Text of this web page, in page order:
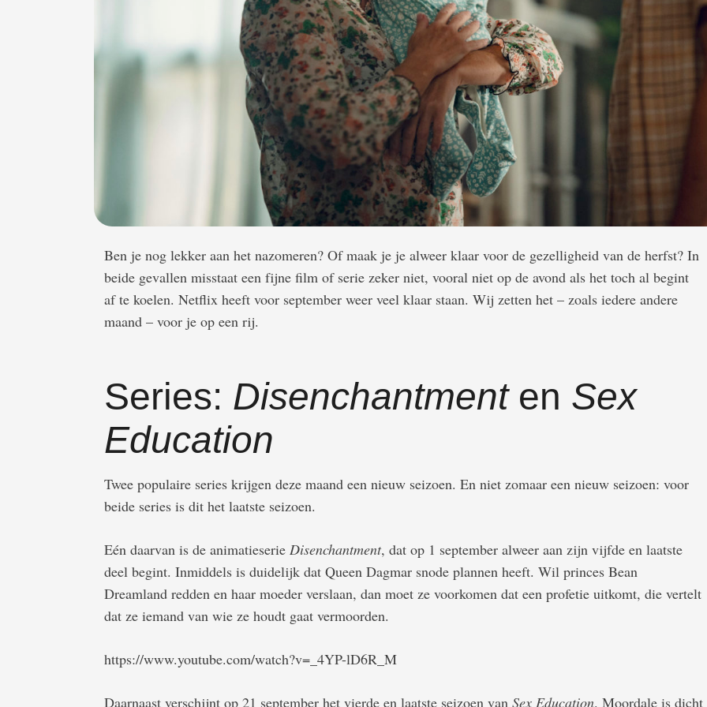
Ben je nog lekker aan het nazomeren? Of maak je je alweer klaar voor de gezelligheid van de herfst? In
beide gevallen misstaat een fijne film of serie zeker niet, vooral niet op de avond als het toch al begint
af te koelen. Netflix heeft voor september weer veel klaar staan. Wij zetten het – zoals iedere andere
maand – voor je op een rij.
Series: Disenchantmenten Sex
Education
Twee populaire series krijgen deze maand een nieuw seizoen. En niet zomaar een nieuw seizoen: voor
beide series is dit het laatste seizoen.
Eén daarvan is de animatieserie Disenchantment, dat op 1 september alweer aan zijn vijfde en laatste
deel begint. Inmiddels is duidelijk dat Queen Dagmar snode plannen heeft. Wil princes Bean
Dreamland redden en haar moeder verslaan, dan moet ze voorkomen dat een profetie uitkomt, die vertelt
dat ze iemand van wie ze houdt gaat vermoorden.
https://www.youtube.com/watch?v=_4YP-lD6R_M
Daarnaast verschijnt op 21 september het vierde en laatste seizoen van Sex Education. Moordale is dicht